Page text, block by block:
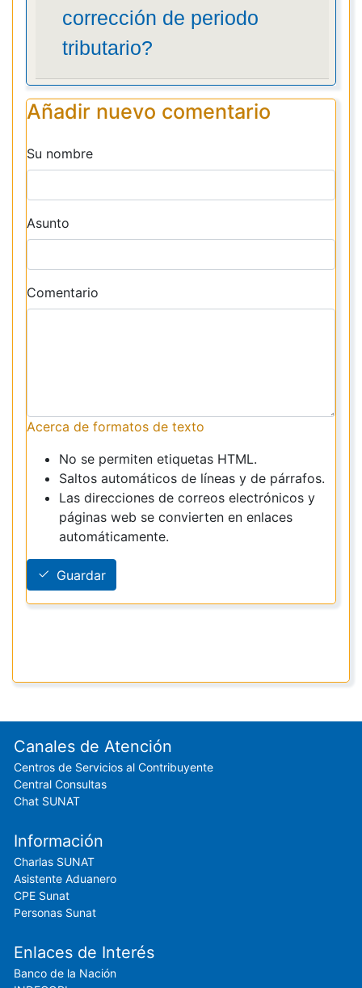
corrección de periodo
tributario?
Añadir nuevo comentario
Su nombre
Asunto
Comentario
Acerca de formatos de texto
No se permiten etiquetas HTML.
Saltos automáticos de líneas y de párrafos.
Las direcciones de correos electrónicos y
páginas web se convierten en enlaces
automáticamente.
Guardar
Footer menu
Canales de Atención
Centros de Servicios al Contribuyente
Central Consultas
Chat SUNAT
Información
Charlas SUNAT
Asistente Aduanero
CPE Sunat
Personas Sunat
Enlaces de Interés
Banco de la Nación